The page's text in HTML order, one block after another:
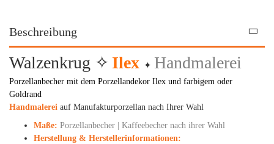
Beschreibung
Walzenkrug ✧ Ilex ✦ Handmalerei
Porzellanbecher mit dem Porzellandekor Ilex und farbigem oder
Goldrand
Handmalerei auf Manufakturporzellan nach Ihrer Wahl
Maße: Porzellanbecher | Kaffeebecher nach ihrer Wahl
Herstellung & Herstellerinformationen: